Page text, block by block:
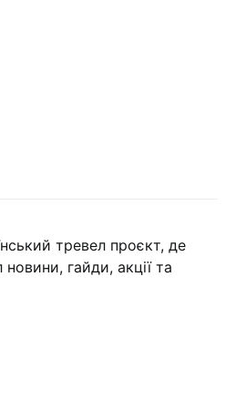
тревел проєкт, де
гайди, акції та